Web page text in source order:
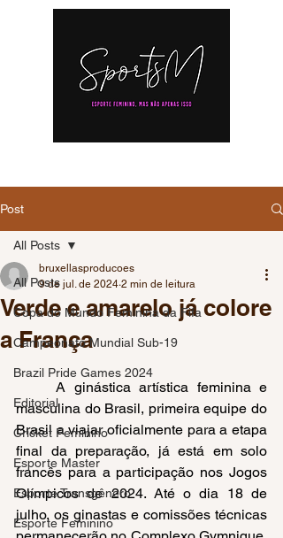
Post
All Posts
Copa do Mundo Feminina da Fifa
Campeonato Mundial Sub-19
Brazil Pride Games 2024
Editorial
Cricket Feminino
Esporte Master
Esporte Transgênero
Esporte Feminino
All Posts
Verde e amarelo já colore
a França
bruxellasproducoes
9 de jul. de 2024 2 min de leitura
	A ginástica artística feminina e
masculina do Brasil, primeira equipe do
Brasil a viajar oficialmente para a etapa
final da preparação, já está em solo
francês para a participação nos Jogos
Olímpicos de 2024. Até o dia 18 de
julho, os ginastas e comissões técnicas